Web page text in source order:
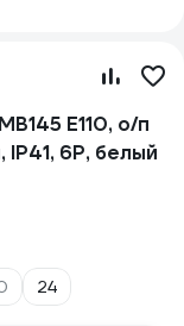
E110, о/п
6P, белый
24